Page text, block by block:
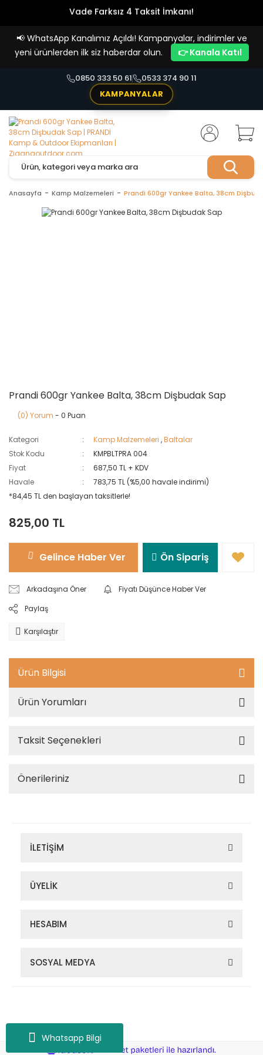
Whatsapp Bilgi
Vade Farksız 4 Taksit İmkanı!
📢 WhatsApp Kanalımız Açıldı! Kampanyalar, indirimler ve
yeni ürünlerden ilk siz haberdar olun.
👉 Kanala Katıl
0850 333 50 61
0533 374 90 11
KAMPANYALAR
Anasayfa Kamp Malzemeleri Prandi 600gr Yankee Balta, 38cm
Prandi 600gr Yankee Balta, 38cm Dişbudak Sap
(0) Yorum - 0 Puan
Kategori Kamp Malzemeleri ,Baltalar
Stok Kodu
KMPBLTPRA 004
Fiyat
687,50 TL + KDV
Havale
783,75 TL (%5,00 havale indirimi)
*84,45 TL den başlayan taksitlerle!
825,00 TL
Gelince Haber Ver Ön Sipariş
Arkadaşına Öner
Fiyatı Düşünce Haber Ver
Paylaş
Karşılaştır
Ürün Bilgisi
Ürün Yorumları
Taksit Seçenekleri
Önerileriniz
İLETİŞİM
ÜYELİK
HESABIM
SOSYAL MEDYA
e-